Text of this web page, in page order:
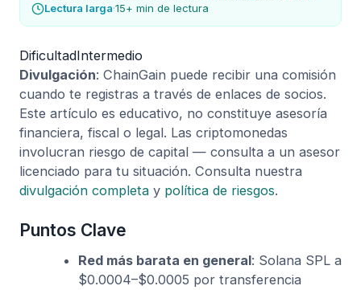
Lectura larga·15+ min de lectura
DificultadIntermedio
Divulgación: ChainGain puede recibir una comisión
cuando te registras a través de enlaces de socios.
Este artículo es educativo, no constituye asesoría
financiera, fiscal o legal. Las criptomonedas
involucran riesgo de capital — consulta a un asesor
licenciado para tu situación. Consulta nuestra
divulgación completa y política de riesgos.
Puntos Clave
Red más barata en general: Solana SPL a
$0.0004–$0.0005 por transferencia